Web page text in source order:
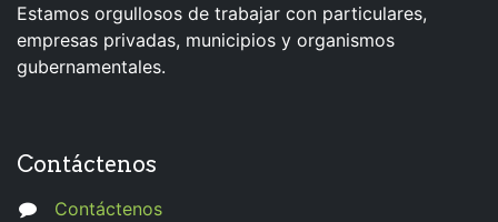
Estamos orgullosos de trabajar con particulares,
empresas privadas, municipios y organismos
gubernamentales.
Contáctenos
Contáctenos